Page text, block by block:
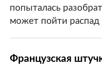
попыталась
может пойти распад
Французская